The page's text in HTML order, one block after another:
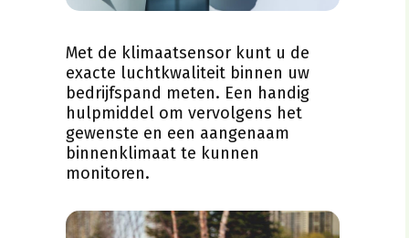
Met de klimaatsensor kunt u de
exacte luchtkwaliteit binnen uw
bedrijfspand meten. Een handig
hulpmiddel om vervolgens het
gewenste en een aangenaam
binnenklimaat te kunnen
monitoren.